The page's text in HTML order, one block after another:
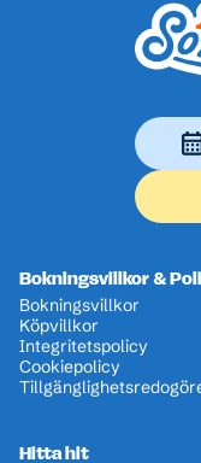
Bokningsvillkor &
Bokningsvillkor
Köpvillkor
Integritetspolicy
Cookiepolicy
Hitta hit